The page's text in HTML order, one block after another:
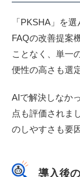
「PKSHA」を
FAQの改善提案
ことなく、単一
便性の高さも選
AIで解決しなか
点も評価されま
のしやすさも要
導入後